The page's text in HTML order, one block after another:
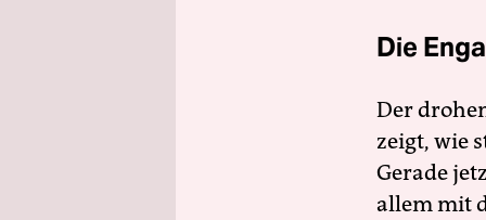
Die
Der
zeigt, wie
Gerade
allem mit